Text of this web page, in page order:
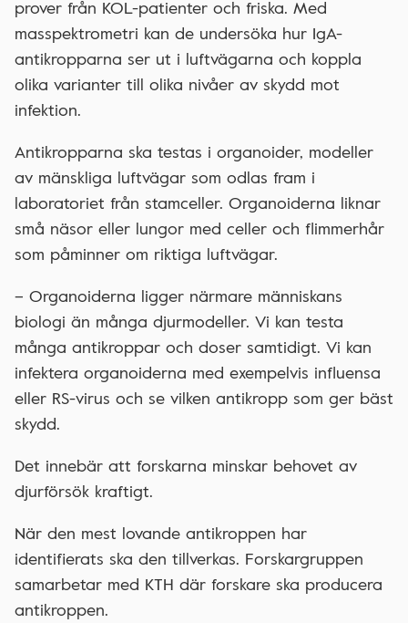
prover från KOL-patienter och friska. Med
masspektrometri kan de undersöka hur IgA-
antikropparna ser ut i luftvägarna och koppla
olika varianter till olika nivåer av skydd mot
infektion.
Antikropparna ska testas i organoider, modeller
av mänskliga luftvägar som odlas fram i
laboratoriet från stamceller. Organoiderna liknar
små näsor eller lungor med celler och flimmerhår
som påminner om riktiga luftvägar.
– Organoiderna ligger närmare människans
biologi än många djurmodeller. Vi kan testa
många antikroppar och doser samtidigt. Vi kan
infektera organoiderna med exempelvis influensa
eller RS-virus och se vilken antikropp som ger bäst
skydd.
Det innebär att forskarna minskar behovet av
djurförsök kraftigt.
När den mest lovande antikroppen har
identifierats ska den tillverkas. Forskargruppen
samarbetar med KTH där forskare ska producera
antikroppen.